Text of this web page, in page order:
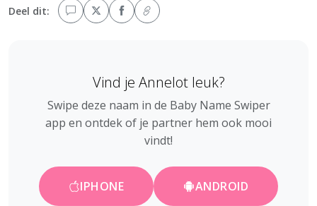
Deel dit:
Vind je Annelot leuk?
Swipe deze naam in de Baby Name Swiper
app en ontdek of je partner hem ook mooi
vindt!
IPHONE ANDROID